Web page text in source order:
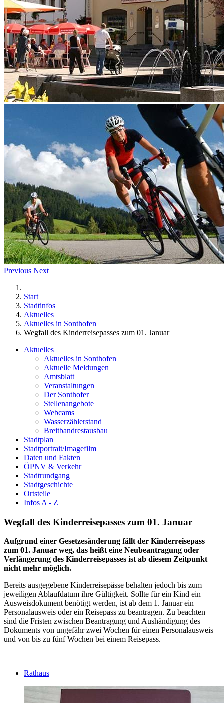
Previous Next
Start
Stadtinfos
Aktuelles
Aktuelles in Sonthofen
Wegfall des Kinderreisepasses zum 01. Januar
Aktuelles
Aktuelles in Sonthofen
Aktuelle Meldungen
Amtsblatt
Veranstaltungen
Der Sonthofer
Stellenangebote
Webcams
Wasserzählerstand
Breitbandrestausbau
Stadtplan
Stadtportrait/Imagefilm
Daten und Fakten
ÖPNV & Verkehr
Stadtrundgang
Stadtgeschichte
Ortsteile
Infos A - Z
Wegfall des Kinderreisepasses zum 01. Januar
Aufgrund einer Gesetzesänderung fällt der Kinderreisepass
zum 01. Januar weg, das heißt eine Neubeantragung oder
Verlängerung des Kinderreisepasses ist ab diesem Zeitpunkt
nicht mehr möglich.
Bereits ausgegebene Kinderreisepässe behalten jedoch bis zum
jeweiligen Ablaufdatum ihre Gültigkeit. Sollte für ein Kind ein
Ausweisdokument benötigt werden, ist ab dem 1. Januar ein
Personalausweis oder ein Reisepass zu beantragen. Zu beachten
sind die Fristen zwischen Beantragung und Aushändigung des
Dokuments von ungefähr zwei Wochen für einen Personalausweis
und von bis zu fünf Wochen bei einem Reisepass.
Rathaus